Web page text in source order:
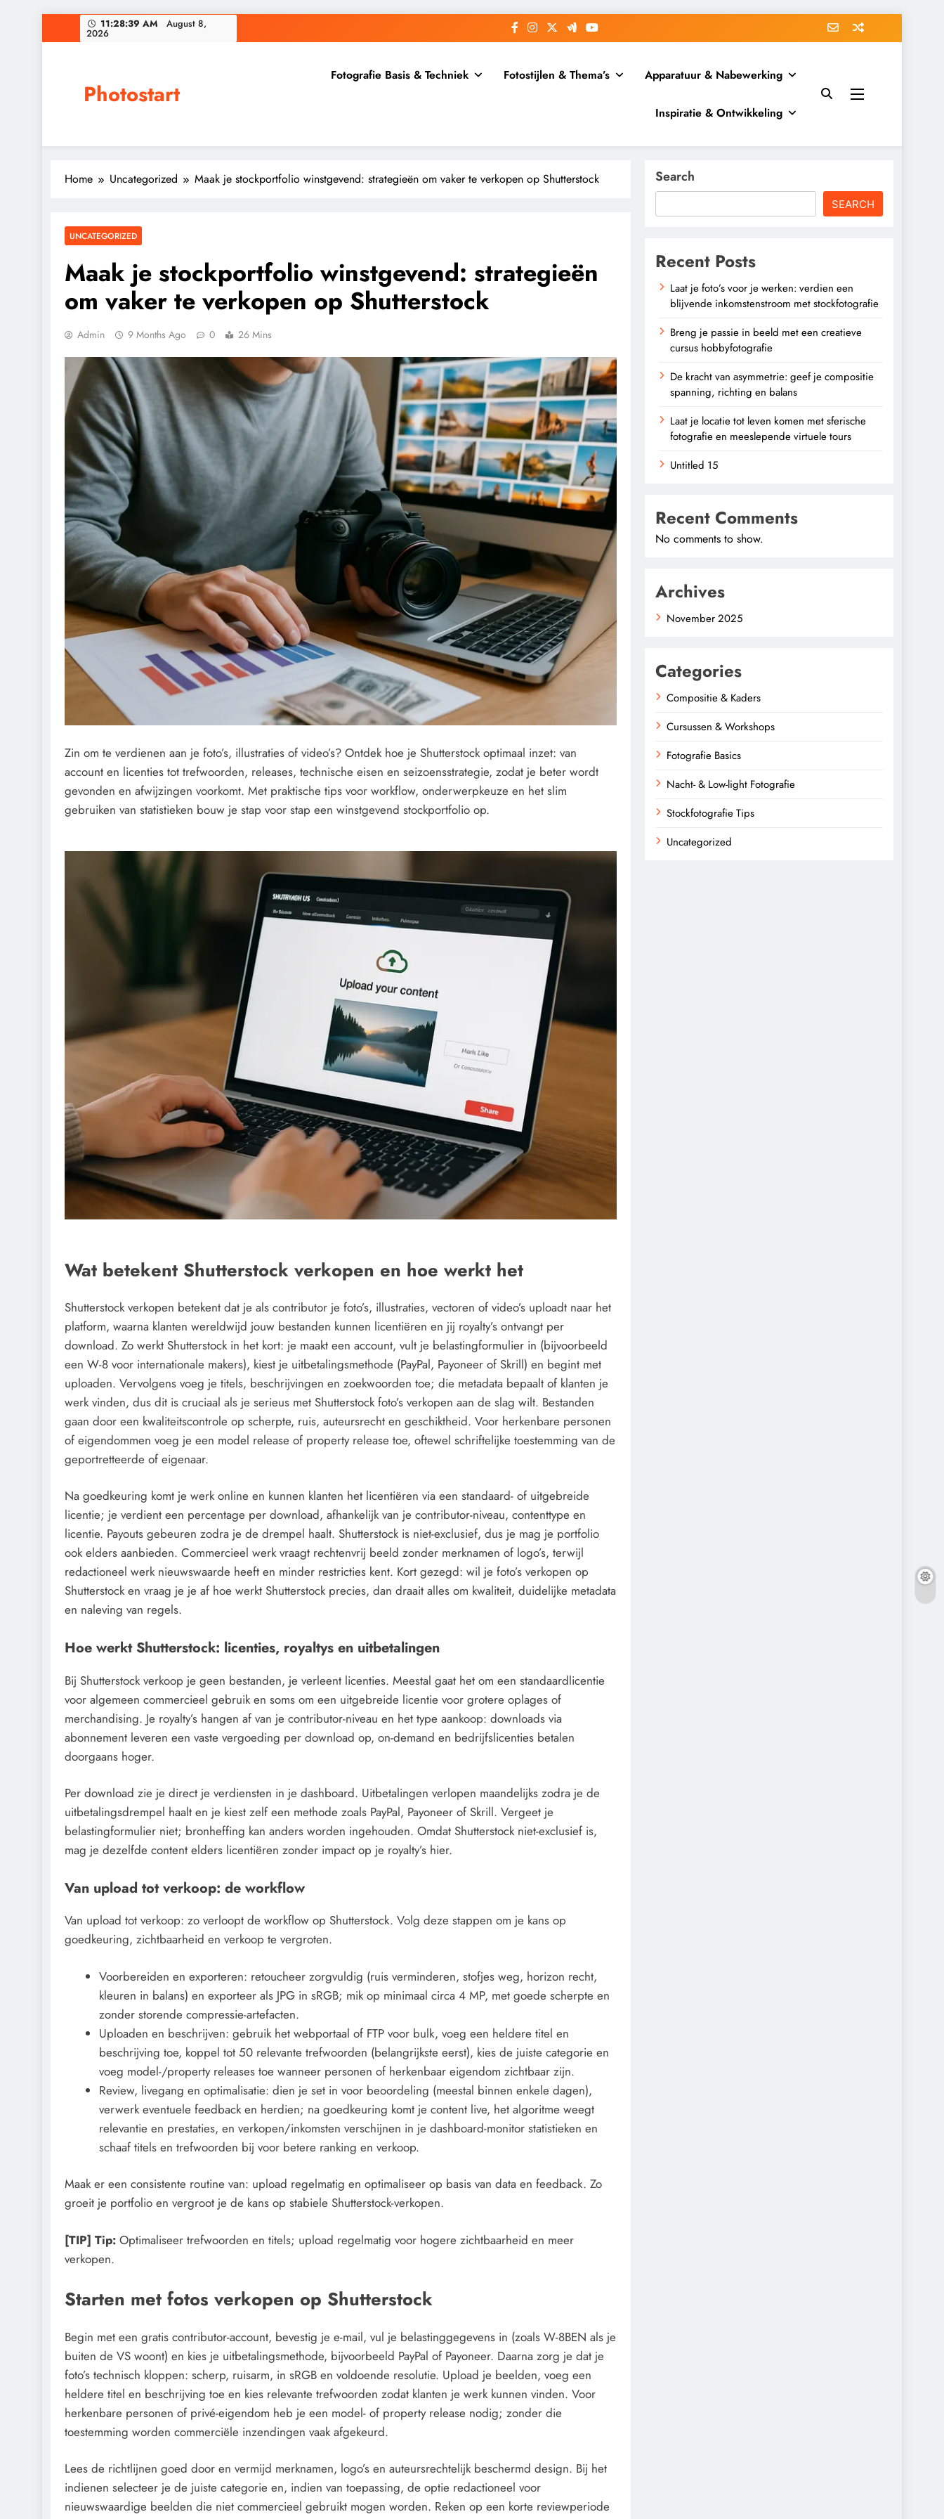
to
11:28:41 AM August 8,
2026
Photostart
Fotografie Basis & Techniek Fotostijlen & Thema’s Apparatuur & Nabewerking
Inspiratie & Ontwikkeling
Home Uncategorized Maak je stockportfolio winstgevend: strategieën om vaker te verkopen op Shutterstock
UNCATEGORIZED
Maak je stockportfolio winstgevend: strategieën
om vaker te verkopen op Shutterstock
Admin 9 Months Ago 0 26 Mins
Zin om te verdienen aan je foto’s, illustraties of video’s? Ontdek hoe je Shutterstock optimaal inzet: van
account en licenties tot trefwoorden, releases, technische eisen en seizoensstrategie, zodat je beter wordt
gevonden en afwijzingen voorkomt. Met praktische tips voor workflow, onderwerpkeuze en het slim
gebruiken van statistieken bouw je stap voor stap een winstgevend stockportfolio op.
Wat betekent Shutterstock verkopen en hoe werkt het
Shutterstock verkopen betekent dat je als contributor je foto’s, illustraties, vectoren of video’s uploadt naar het
platform, waarna klanten wereldwijd jouw bestanden kunnen licentiëren en jij royalty’s ontvangt per
download. Zo werkt Shutterstock in het kort: je maakt een account, vult je belastingformulier in (bijvoorbeeld
een W-8 voor internationale makers), kiest je uitbetalingsmethode (PayPal, Payoneer of Skrill) en begint met
uploaden. Vervolgens voeg je titels, beschrijvingen en zoekwoorden toe; die metadata bepaalt of klanten je
werk vinden, dus dit is cruciaal als je serieus met Shutterstock foto’s verkopen aan de slag wilt. Bestanden
gaan door een kwaliteitscontrole op scherpte, ruis, auteursrecht en geschiktheid. Voor herkenbare personen
of eigendommen voeg je een model release of property release toe, oftewel schriftelijke toestemming van de
geportretteerde of eigenaar.
Na goedkeuring komt je werk online en kunnen klanten het licentiëren via een standaard- of uitgebreide
licentie; je verdient een percentage per download, afhankelijk van je contributor-niveau, contenttype en
licentie. Payouts gebeuren zodra je de drempel haalt. Shutterstock is niet-exclusief, dus je mag je portfolio
ook elders aanbieden. Commercieel werk vraagt rechtenvrij beeld zonder merknamen of logo’s, terwijl
redactioneel werk nieuwswaarde heeft en minder restricties kent. Kort gezegd: wil je foto’s verkopen op
Shutterstock en vraag je je af hoe werkt Shutterstock precies, dan draait alles om kwaliteit, duidelijke metadata
en naleving van regels.
Hoe werkt Shutterstock: licenties, royaltys en uitbetalingen
Bij Shutterstock verkoop je geen bestanden, je verleent licenties. Meestal gaat het om een standaardlicentie
voor algemeen commercieel gebruik en soms om een uitgebreide licentie voor grotere oplages of
merchandising. Je royalty’s hangen af van je contributor-niveau en het type aankoop: downloads via
abonnement leveren een vaste vergoeding per download op, on-demand en bedrijfslicenties betalen
doorgaans hoger.
Per download zie je direct je verdiensten in je dashboard. Uitbetalingen verlopen maandelijks zodra je de
uitbetalingsdrempel haalt en je kiest zelf een methode zoals PayPal, Payoneer of Skrill. Vergeet je
belastingformulier niet; bronheffing kan anders worden ingehouden. Omdat Shutterstock niet-exclusief is,
mag je dezelfde content elders licentiëren zonder impact op je royalty’s hier.
Van upload tot verkoop: de workflow
Van upload tot verkoop: zo verloopt de workflow op Shutterstock. Volg deze stappen om je kans op
goedkeuring, zichtbaarheid en verkoop te vergroten.
Voorbereiden en exporteren: retoucheer zorgvuldig (ruis verminderen, stofjes weg, horizon recht,
kleuren in balans) en exporteer als JPG in sRGB; mik op minimaal circa 4 MP, met goede scherpte en
zonder storende compressie-artefacten.
Uploaden en beschrijven: gebruik het webportaal of FTP voor bulk, voeg een heldere titel en
beschrijving toe, koppel tot 50 relevante trefwoorden (belangrijkste eerst), kies de juiste categorie en
voeg model-/property releases toe wanneer personen of herkenbaar eigendom zichtbaar zijn.
Review, livegang en optimalisatie: dien je set in voor beoordeling (meestal binnen enkele dagen),
verwerk eventuele feedback en herdien; na goedkeuring komt je content live, het algoritme weegt
relevantie en prestaties, en verkopen/inkomsten verschijnen in je dashboard-monitor statistieken en
schaaf titels en trefwoorden bij voor betere ranking en verkoop.
Maak er een consistente routine van: upload regelmatig en optimaliseer op basis van data en feedback. Zo
groeit je portfolio en vergroot je de kans op stabiele Shutterstock-verkopen.
[TIP] Tip: Optimaliseer trefwoorden en titels; upload regelmatig voor hogere zichtbaarheid en meer
verkopen.
Starten met fotos verkopen op Shutterstock
Begin met een gratis contributor-account, bevestig je e-mail, vul je belastinggegevens in (zoals W-8BEN als je
buiten de VS woont) en kies je uitbetalingsmethode, bijvoorbeeld PayPal of Payoneer. Daarna zorg je dat je
foto’s technisch kloppen: scherp, ruisarm, in sRGB en voldoende resolutie. Upload je beelden, voeg een
heldere titel en beschrijving toe en kies relevante trefwoorden zodat klanten je werk kunnen vinden. Voor
herkenbare personen of privé-eigendom heb je een model- of property release nodig; zonder die
toestemming worden commerciële inzendingen vaak afgekeurd.
Lees de richtlijnen goed door en vermijd merknamen, logo’s en auteursrechtelijk beschermd design. Bij het
indienen selecteer je de juiste categorie en, indien van toepassing, de optie redactioneel voor
nieuwswaardige beelden die niet commercieel gebruikt mogen worden. Reken op een korte reviewperiode
Search
SEARCH
Recent Posts
Laat je foto’s voor je werken: verdien een
blijvende inkomstenstroom met stockfotografie
Breng je passie in beeld met een creatieve
cursus hobbyfotografie
De kracht van asymmetrie: geef je compositie
spanning, richting en balans
Laat je locatie tot leven komen met sferische
fotografie en meeslepende virtuele tours
Untitled 15
Recent Comments
No comments to show.
Archives
November 2025
Categories
Compositie & Kaders
Cursussen & Workshops
Fotografie Basics
Nacht- & Low-light Fotografie
Stockfotografie Tips
Uncategorized